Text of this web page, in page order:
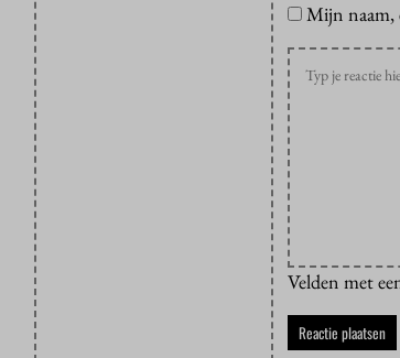
Mijn naam,
Velden met